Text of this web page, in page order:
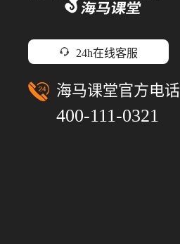
24h在线客服
海马课堂官方电话
400-111-0321